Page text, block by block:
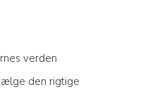
verden
den rigtige